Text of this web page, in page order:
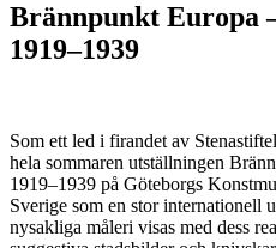
Brännpunkt Europa
1919–1939
Som ett led i firandet av
hela sommaren utställningen
1919–1939 på Göteborgs
Sverige som en stor internationell
nysakliga måleri visas med dess